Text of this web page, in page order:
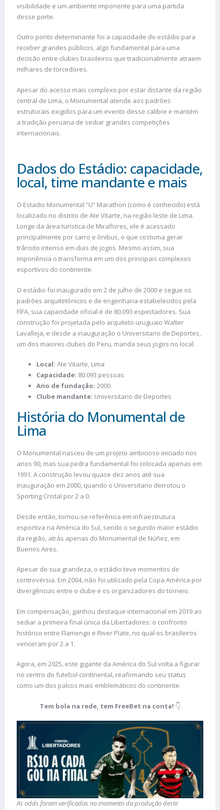
visibilidade e um ambiente imponente para uma partida
desse porte.
Outro ponto determinante foi a capacidade do estádio para
receber grandes públicos, algo fundamental para uma
decisão entre clubes brasileiros que tradicionalmente atraem
milhares de torcedores.
Apesar do acesso mais complexo por estar distante da região
central de Lima, o Monumental atende aos padrões
estruturais exigidos para um evento desse calibre e mantém
a tradição peruana de sediar grandes competições
internacionais.
Dados do Estádio: capacidade,
local, time mandante e mais
O Estadio Monumental “U” Marathon (como é conhecido) está
localizado no distrito de Ate Vitarte, na região leste de Lima.
Longe da área turística de Miraflores, ele é acessado
principalmente por carro e ônibus, o que costuma gerar
trânsito intenso em dias de jogos. Mesmo assim, sua
imponência o transforma em um dos principais complexos
esportivos do continente.
O estádio foi inaugurado em 2 de julho de 2000 e segue os
padrões arquitetônicos e de engenharia estabelecidos pela
FIFA, sua capacidade oficial é de 80.093 espectadores. Sua
construção foi projetada pelo arquiteto uruguaio Walter
Lavalleja, e desde a inauguração o Universitario de Deportes,
um dos maiores clubes do Peru, manda seus jogos no local.
Local: Ate Vitarte, Lima
Capacidade: 80.093 pessoas
Ano de fundação: 2000
Clube mandante: Universitario de Deportes
História do Monumental de
Lima
O Monumental nasceu de um projeto ambicioso iniciado nos
anos 90, mas sua pedra fundamental foi colocada apenas em
1991. A construção levou quase dez anos até sua
inauguração em 2000, quando o Universitario derrotou o
Sporting Cristal por 2 a 0.
Desde então, tornou-se referência em infraestrutura
esportiva na América do Sul, sendo o segundo maior estádio
da região, atrás apenas do Monumental de Núñez, em
Buenos Aires.
Apesar de sua grandeza, o estádio teve momentos de
controvérsia. Em 2004, não foi utilizado pela Copa América por
divergências entre o clube e os organizadores do torneio.
Em compensação, ganhou destaque internacional em 2019 ao
sediar a primeira final única da Libertadores: o confronto
histórico entre Flamengo e River Plate, no qual os brasileiros
venceram por 2 a 1.
Agora, em 2025, este gigante da América do Sul volta a figurar
no centro do futebol continental, reafirmando seu status
como um dos palcos mais emblemáticos do continente.
Tem bola na rede, tem FreeBet na conta! 👇
As odds foram verificadas no momento da produção deste